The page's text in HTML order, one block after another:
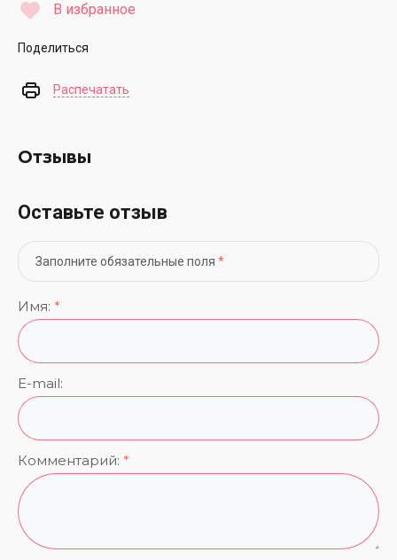
В избранное
Поделиться
Распечатать
Отзывы
Оставьте отзыв
Заполните обязательные поля *
Имя: *
E-mail:
Комментарий: *